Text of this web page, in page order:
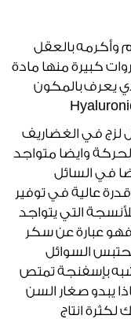
وأكرمه بالعقل
كبيرة منها مادة
يعرف بالمكون
لزج في الغضاريف
الحركة وايضا متواجد
في السائل
عالية في توفير
التي يتواجد
عبارة عن سكر
السوائل
اشبه بإسفنجة تمتص
يبدو صغار السن
انتاج